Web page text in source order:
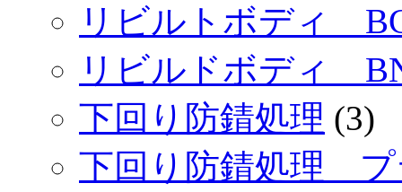
リビルトボディ
リビルドボディ
下回り防錆処理 (3)
下回り防錆処理 プ